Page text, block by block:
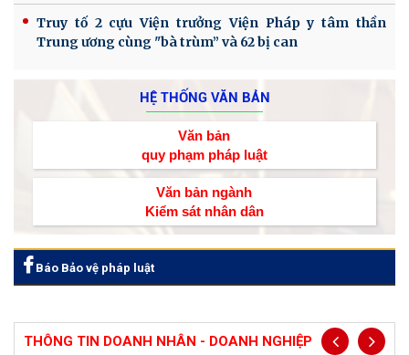
Truy tố 2 cựu Viện trưởng Viện Pháp y tâm thần
Trung ương cùng "bà trùm” và 62 bị can
HỆ THỐNG VĂN BẢN
Văn bản
quy phạm pháp luật
Văn bản ngành
Kiểm sát nhân dân
Báo Bảo vệ pháp luật
THÔNG TIN DOANH NHÂN - DOANH NGHIỆP